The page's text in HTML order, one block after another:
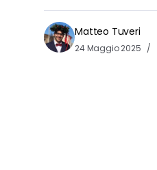
Matteo Tuveri
24 Maggio 2025